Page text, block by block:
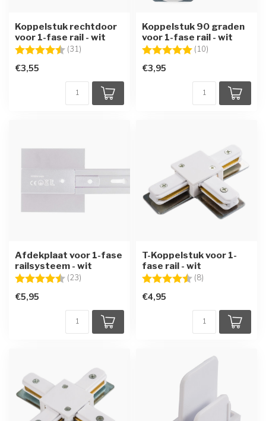
Koppelstuk rechtdoor
voor 1-fase rail - wit
Beoordeling: (31)
€3,55
Koppelstuk 90 graden
voor 1-fase rail - wit
Beoordeling: (10)
€3,95
Afdekplaat voor 1-fase
railsysteem - wit
Beoordeling: (23)
€5,95
T-Koppelstuk voor 1-
fase rail - wit
Beoordeling: (8)
€4,95